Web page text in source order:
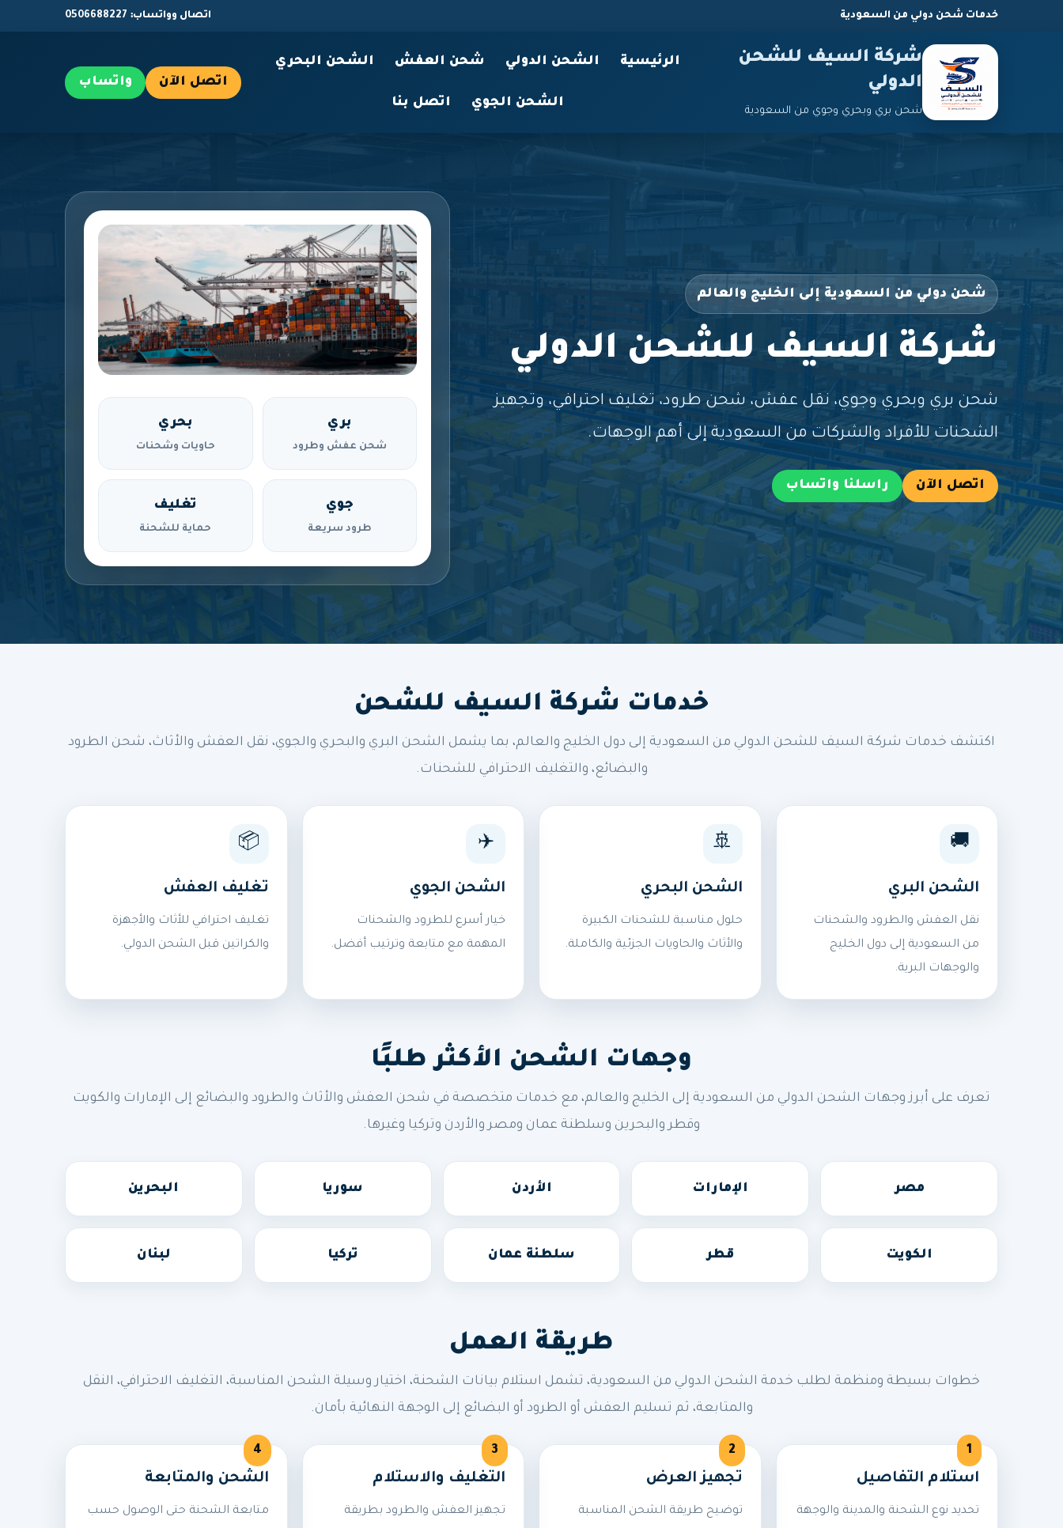
خدمات شحن دولي من السعودية اتصال وواتساب: 0506688227
شركة السيف للشحن
الدولي
شحن بري وبحري وجوي من السعودية
الرئيسية الشحن الدولي شحن العفش الشحن البحري
الشحن الجوي اتصل بنا
اتصل الآن واتساب
شحن دولي من السعودية إلى الخليج والعالم
شركة السيف للشحن الدولي
شحن بري وبحري وجوي، نقل عفش، شحن طرود، تغليف احترافي، وتجهيز
الشحنات للأفراد والشركات من السعودية إلى أهم الوجهات.
اتصل الآن راسلنا واتساب
بري
شحن عفش وطرود
بحري
حاويات وشحنات
جوي
طرود سريعة
تغليف
حماية للشحنة
خدمات شركة السيف للشحن
اكتشف خدمات شركة السيف للشحن الدولي من السعودية إلى دول الخليج والعالم، بما يشمل الشحن البري والبحري والجوي، نقل العفش والأثاث، شحن الطرود
والبضائع، والتغليف الاحترافي للشحنات.
🚚
الشحن البري
نقل العفش والطرود والشحنات
من السعودية إلى دول الخليج
والوجهات البرية.
🚢
الشحن البحري
حلول مناسبة للشحنات الكبيرة
والأثاث والحاويات الجزئية والكاملة.
✈️
الشحن الجوي
خيار أسرع للطرود والشحنات
المهمة مع متابعة وترتيب أفضل.
📦
تغليف العفش
تغليف احترافي للأثاث والأجهزة
والكراتين قبل الشحن الدولي.
وجهات الشحن الأكثر طلبًا
تعرف على أبرز وجهات الشحن الدولي من السعودية إلى الخليج والعالم، مع خدمات متخصصة في شحن العفش والأثاث والطرود والبضائع إلى الإمارات والكويت
وقطر والبحرين وسلطنة عمان ومصر والأردن وتركيا وغيرها.
مصر الإمارات الأردن سوريا البحرين
الكويت قطر سلطنة عمان تركيا لبنان
طريقة العمل
خطوات بسيطة ومنظمة لطلب خدمة الشحن الدولي من السعودية، تشمل استلام بيانات الشحنة، اختيار وسيلة الشحن المناسبة، التغليف الاحترافي، النقل
والمتابعة، ثم تسليم العفش أو الطرود أو البضائع إلى الوجهة النهائية بأمان.
استلام التفاصيل
تحديد نوع الشحنة والمدينة والوجهة
تجهيز العرض
توضيح طريقة الشحن المناسبة
التغليف والاستلام
تجهيز العفش والطرود بطريقة
الشحن والمتابعة
متابعة الشحنة حتى الوصول حسب